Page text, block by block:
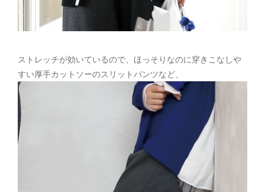
ストレッチが効いているので、ほっそりなのに穿きこなしや
すい厚手カットソーのスリットパンツなど、